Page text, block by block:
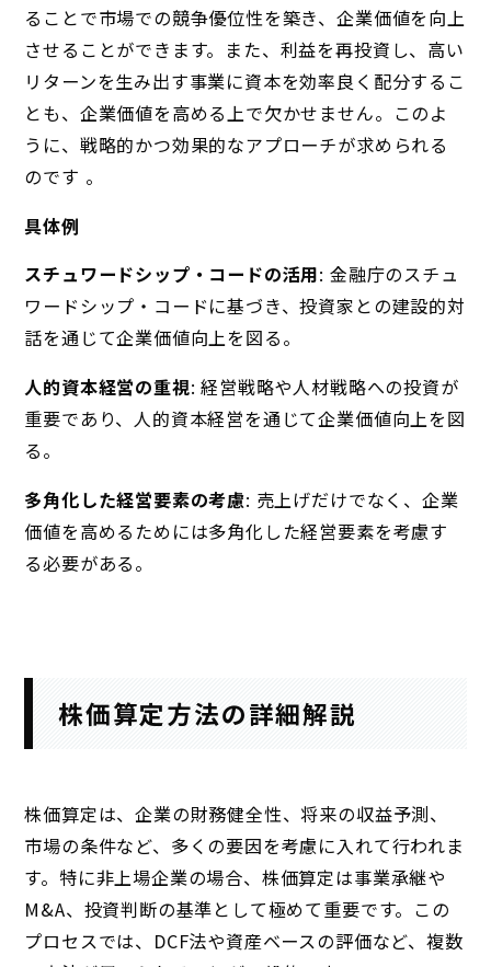
ることで市場での競争優位性を築き、企業価値を向上
させることができます。また、利益を再投資し、高い
リターンを生み出す事業に資本を効率良く配分するこ
とも、企業価値を高める上で欠かせません。このよ
うに、戦略的かつ効果的なアプローチが求められる
のです 。
具体例
スチュワードシップ・コードの活用: 金融庁のスチュ
ワードシップ・コードに基づき、投資家との建設的対
話を通じて企業価値向上を図る。
人的資本経営の重視: 経営戦略や人材戦略への投資が
重要であり、人的資本経営を通じて企業価値向上を図
る。
多角化した経営要素の考慮: 売上げだけでなく、企業
価値を高めるためには多角化した経営要素を考慮す
る必要がある。
株価算定方法の詳細解説
株価算定は、企業の財務健全性、将来の収益予測、
市場の条件など、多くの要因を考慮に入れて行われま
す。特に非上場企業の場合、株価算定は事業承継や
M&A、投資判断の基準として極めて重要です。この
プロセスでは、DCF法や資産ベースの評価など、複数